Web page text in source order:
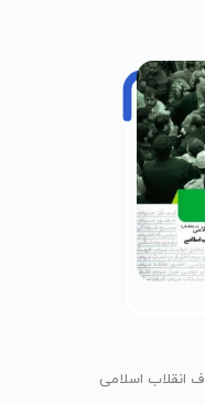
انقلاب اسلامی